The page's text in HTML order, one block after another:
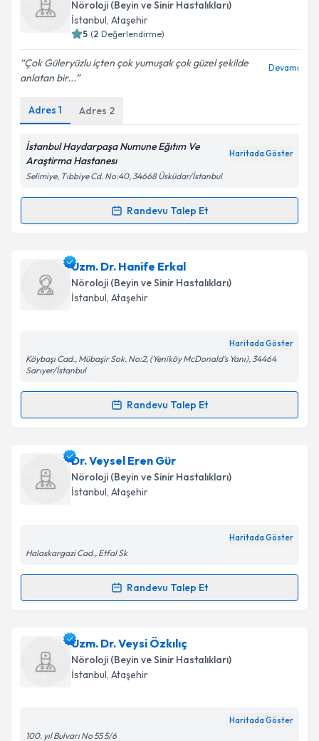
takvim hazırlandığında e-posta ile bilgilendireceğiz.
Kişisel verilerimin işlenmesine ilişkin
Metni'ni okudum ve kişisel verilerimin belirtilen
kapsamda işlenmesini kabul ediyorum.
Nöroloji (Beyin ve Sinir Hastalıkları)
İstanbul, Ataşehir
5 (2 Değerlendirme)
Çok Güleryüzlu içten çok yumuşak çok güzel şekilde
anlatan bir...
Devamı
Adres 1 Adres 2
İstanbul Haydarpaşa Numune Eğıtım Ve
Araştirma Hastanesı
Haritada Göster
Selimiye, Tıbbiye Cd. No:40, 34668 Üsküdar/İstanbul
Randevu Talep Et
Randevu Takvimi Talebi
Dr. Reyhan Sürmeliiçin randevu takvimi talebi
oluşturun. Size bu uzmandan randevu almanız için bir
takvim hazırlandığında e-posta ile bilgilendireceğiz.
Kişisel verilerimin işlenmesine ilişkinAydınlatma
'ni okudum ve kişisel verilerimin belirtilen
kapsamda işlenmesini kabul ediyorum.
Takvim Talebini Gönder
Uzm. Dr. Hanife Erkal
Nöroloji (Beyin ve Sinir Hastalıkları)
İstanbul, Ataşehir
Haritada Göster
Köybaşı Cad., Mübaşir Sok. No:2, (Yeniköy McDonald's Yanı), 34464
Sarıyer/İstanbul
Randevu Talep Et
Randevu Takvimi Talebi
Uzm. Dr. Hanife Erkal için randevu takvimi talebi
oluşturun. Size bu uzmandan randevu almanız için bir
takvim hazırlandığında e-posta ile bilgilendireceğiz.
Kişisel verilerimin işlenmesine ilişkin
Metni'ni okudum ve kişisel verilerimin belirtilen
Takvim Talebini Gönder
Dr. Veysel Eren Gür
Nöroloji (Beyin ve Sinir Hastalıkları)
İstanbul, Ataşehir
Haritada Göster
Halaskargazi Cad., Etfal Sk
Randevu Talep Et
Randevu Takvimi Talebi
Dr. Veysel Eren Güriçin randevu takvimi talebi
oluşturun. Size bu uzmandan randevu almanız için bir
takvim hazırlandığında e-posta ile bilgilendireceğiz.
Uzm. Dr. Veysi Özkılıç
Nöroloji (Beyin ve Sinir Hastalıkları)
İstanbul, Ataşehir
Haritada Göster
100. yıl Bulvarı No 55 5/6